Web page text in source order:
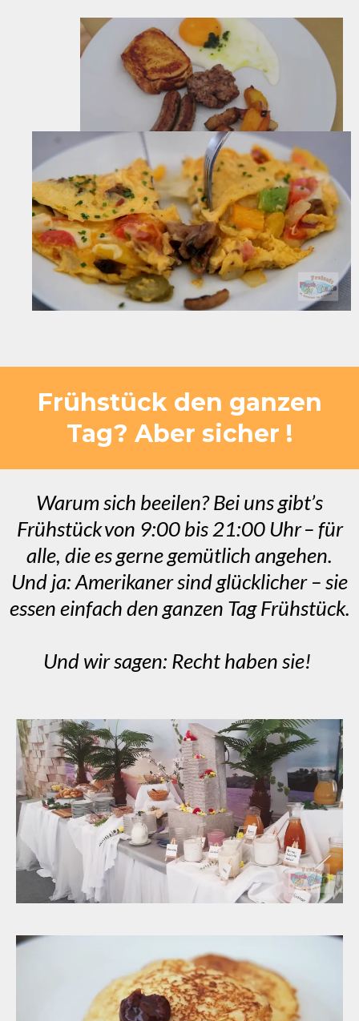
Frühstück den ganzen
Tag? Aber sicher !
Warum sich beeilen? Bei uns gibt’s
Frühstück von 9:00 bis 21:00 Uhr – für
alle, die es gerne gemütlich angehen.
Und ja: Amerikaner sind glücklicher – sie
essen einfach den ganzen Tag Frühstück.
Und wir sagen: Recht haben sie!